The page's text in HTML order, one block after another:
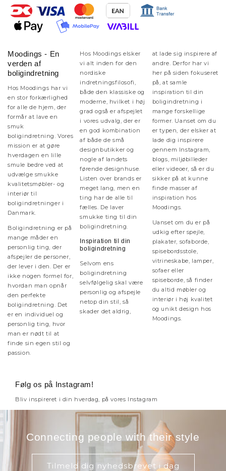
Moodings - En
verden af
boligindretning
Hos Moodings har vi
en stor forkærlighed
for alle de hjem, der
formår at lave en
smuk
boligindretning. Vores
mission er at gøre
hverdagen en lille
smule bedre ved at
udvælge smukke
kvalitetsmøbler- og
interiør til
boligindretninger i
Danmark.
Boligindretning er på
mange måder en
personlig ting, der
afspejler de personer,
der lever i den. Der er
ikke nogen formel for,
hvordan man opnår
den perfekte
boligindretning. Det
er en individuel og
personlig ting, hvor
man er nødt til at
finde sin egen stil og
passion.
Hos Moodings elsker
vi alt inden for den
nordiske
indretningsfilosofi,
både den klassiske og
moderne, hvilket i høj
grad også er afspejlet
i vores udvalg, der er
en god kombination
af både de små
designbutikker og
nogle af landets
førende designhuse.
Listen over brands er
meget lang, men en
ting har de alle til
fælles. De laver
smukke ting til din
boligindretning.
Inspiration til din
boligindretning
Selvom ens
boligindretning
selvfølgelig skal være
personlig og afspejle
netop din stil, så
skader det aldrig,
at lade sig inspirere af
andre. Derfor har vi
her på siden fokuseret
på, at samle
inspiration til din
boligindretning i
mange forskellige
former. Uanset om du
er typen, der elsker at
lade dig inspirere
gennem Instagram,
blogs, miljøbilleder
eller videoer, så er du
sikker på at kunne
finde masser af
inspiration hos
Moodings.
Uanset om du er på
udkig efter spejle,
plakater, sofaborde,
spisebordsstole,
vitrineskabe, lamper,
sofaer eller
spiseborde, så finder
du altid møbler og
interiør i høj kvalitet
og unikt design hos
Moodings.
Følg os på Instagram!
Bliv inspireret i din hverdag, på vores Instagram
Connecting people with their style
Tilmeld dig nyhedsbrevet i dag